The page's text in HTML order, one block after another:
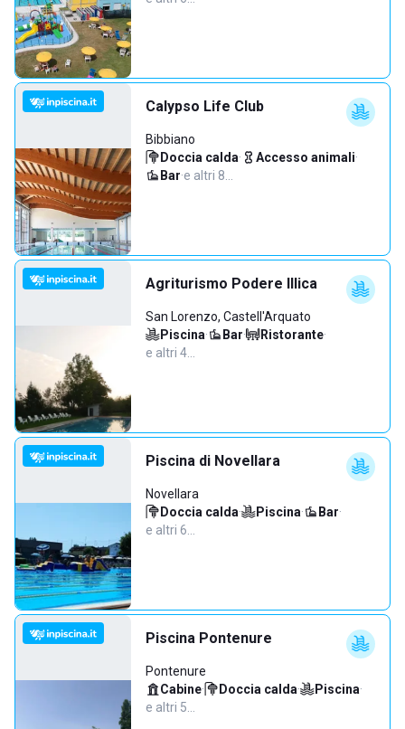
Calypso Life Club
Bibbiano
Doccia calda· Accesso animali·
Bar·e altri 8…
Agriturismo Podere Illica
San Lorenzo, Castell'Arquato
Piscina· Bar· Ristorante·
e altri 4…
Piscina di Novellara
Novellara
Doccia calda· Piscina· Bar·
e altri 6…
Piscina Pontenure
Pontenure
Cabine· Doccia calda· Piscina·
e altri 5…